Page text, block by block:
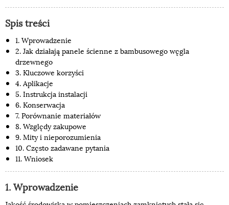
Spis treści
1. Wprowadzenie
2. Jak działają panele ścienne z bambusowego węgla
drzewnego
3. Kluczowe korzyści
4. Aplikacje
5. Instrukcja instalacji
6. Konserwacja
7. Porównanie materiałów
8. Względy zakupowe
9. Mity i nieporozumienia
10. Często zadawane pytania
11. Wniosek
1. Wprowadzenie